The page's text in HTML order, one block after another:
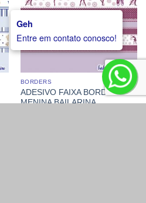
BORDERS
ADESIVO FAIXA BORDER
MENINA BAILARINA
Geh
Entre em contato conosco!